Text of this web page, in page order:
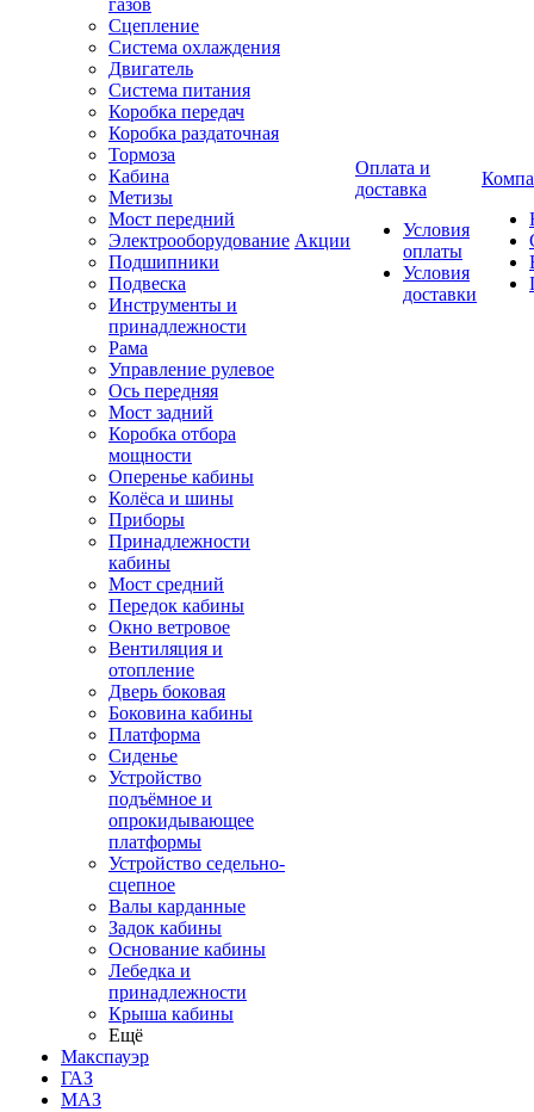
газов
Сцепление
Система охлаждения
Двигатель
Система питания
Коробка передач
Коробка раздаточная
Тормоза
Кабина
Метизы
Мост передний
Электрооборудование
Подшипники
Подвеска
Инструменты и
принадлежности
Рама
Управление рулевое
Ось передняя
Мост задний
Коробка отбора
мощности
Оперенье кабины
Колёса и шины
Приборы
Принадлежности
кабины
Мост средний
Передок кабины
Окно ветровое
Вентиляция и
отопление
Дверь боковая
Боковина кабины
Платформа
Сиденье
Устройство
подъёмное и
опрокидывающее
платформы
Устройство седельно-
сцепное
Валы карданные
Задок кабины
Основание кабины
Лебедка и
принадлежности
Крыша кабины
Ещё
Макспауэр
ГАЗ
МАЗ
Акции
Оплата и
доставка
Условия
оплаты
Условия
доставки